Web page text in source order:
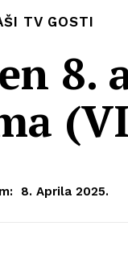
TV GOSTI
8.
8. Aprila 2025.